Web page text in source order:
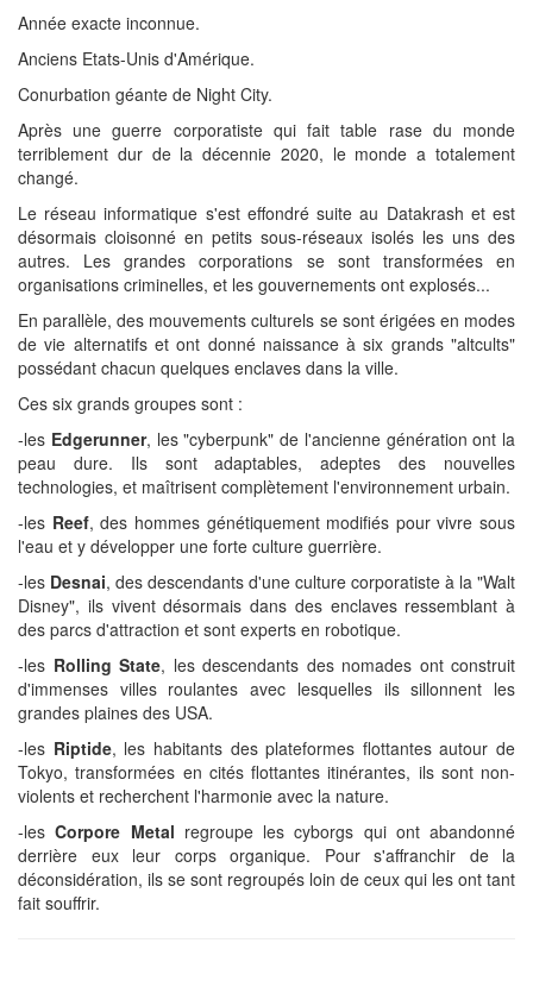
Année exacte inconnue.
Anciens Etats-Unis d'Amérique.
Conurbation géante de Night City.
Après une guerre corporatiste qui fait table rase du monde
terriblement dur de la décennie 2020, le monde a totalement
changé.
Le réseau informatique s'est effondré suite au Datakrash et est
désormais cloisonné en petits sous-réseaux isolés les uns des
autres. Les grandes corporations se sont transformées en
organisations criminelles, et les gouvernements ont explosés...
En parallèle, des mouvements culturels se sont érigées en modes
de vie alternatifs et ont donné naissance à six grands "altcults"
possédant chacun quelques enclaves dans la ville.
Ces six grands groupes sont :
-les Edgerunner, les "cyberpunk" de l'ancienne génération ont la
peau dure. Ils sont adaptables, adeptes des nouvelles
technologies, et maîtrisent complètement l'environnement urbain.
-les Reef, des hommes génétiquement modifiés pour vivre sous
l'eau et y développer une forte culture guerrière.
-les Desnai, des descendants d'une culture corporatiste à la "Walt
Disney", ils vivent désormais dans des enclaves ressemblant à
des parcs d'attraction et sont experts en robotique.
-les Rolling State, les descendants des nomades ont construit
d'immenses villes roulantes avec lesquelles ils sillonnent les
grandes plaines des USA.
-les Riptide, les habitants des plateformes flottantes autour de
Tokyo, transformées en cités flottantes itinérantes, ils sont non-
violents et recherchent l'harmonie avec la nature.
-lesCorpore Metal regroupe les cyborgs qui ont abandonné
derrière eux leur corps organique. Pour s'affranchir de la
déconsidération, ils se sont regroupés loin de ceux qui les ont tant
fait souffrir.